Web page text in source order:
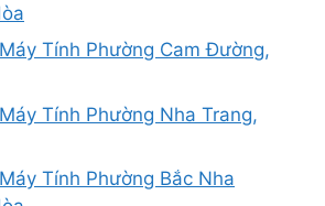
Tính Phường Cam Đường,
Tính Phường Nha Trang,
Tính Phường Bắc Nha